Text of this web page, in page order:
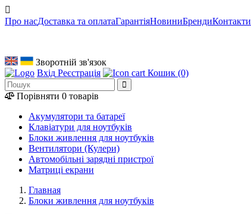
Про насДоставка та оплатаГарантіяНовиниБрендиКонтакти
Зворотній зв'язок
Вхід Реєстрація Кошик (0)
Порівняти 0 товарів
Акумулятори та батареї
Клавіатури для ноутбуків
Блоки живлення для ноутбуків
Вентилятори (Кулери)
Автомобільні зарядні пристрої
Матриці екрани
Главная
Блоки живлення для ноутбуків